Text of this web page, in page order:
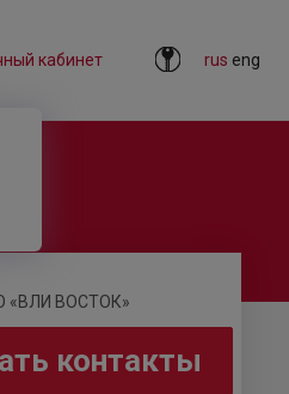
rus eng
кабинет
контакты